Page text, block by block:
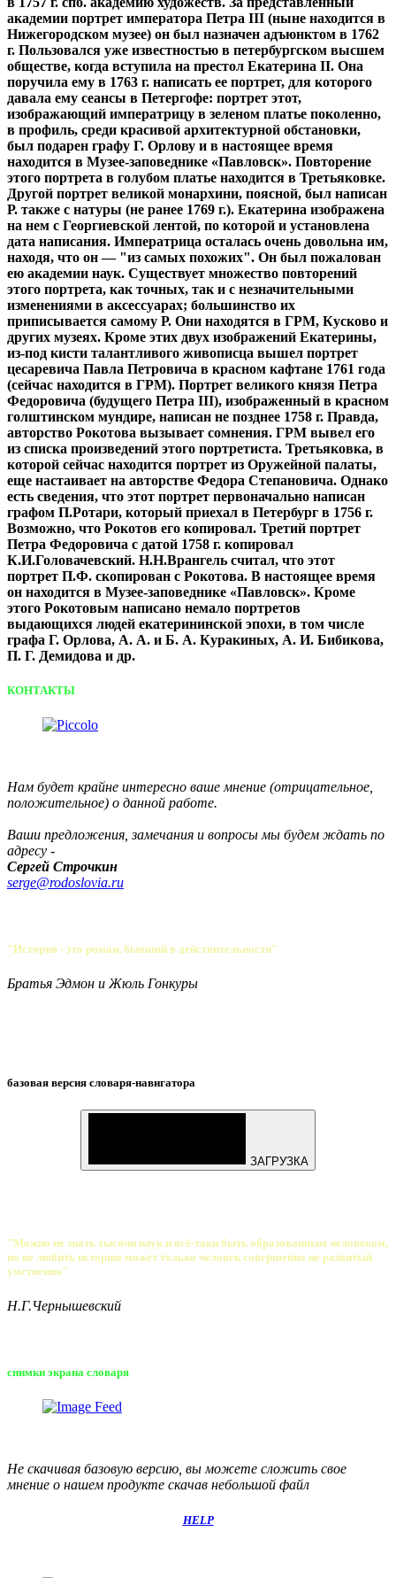
академии портрет императора Петра III (ныне находится в
Нижегородском музее) он был назначен адъюнктом в 1762
г. Пользовался уже известностью в петербургском высшем
обществе, когда вступила на престол Екатерина II. Она
поручила ему в 1763 г. написать ее портрет, для которого
давала ему сеансы в Петергофе: портрет этот,
изображающий императрицу в зеленом платье поколенно,
в профиль, среди красивой архитектурной обстановки,
был подарен графу Г. Орлову и в настоящее время
находится в Музее-заповеднике «Павловск». Повторение
этого портрета в голубом платье находится в Третьяковке.
Другой портрет великой монархини, поясной, был написан
Р. также с натуры (не ранее 1769 г.). Екатерина изображена
на нем с Георгиевской лентой, по которой и установлена
дата написания. Императрица осталась очень довольна им,
находя, что он — "из самых похожих". Он был пожалован
ею академии наук. Существует множество повторений
этого портрета, как точных, так и с незначительными
изменениями в аксессуарах; большинство их
приписывается самому Р. Они находятся в ГРМ, Кусково и
других музеях. Кроме этих двух изображений Екатерины,
из-под кисти талантливого живописца вышел портрет
цесаревича Павла Петровича в красном кафтане 1761 года
(сейчас находится в ГРМ). Портрет великого князя Петра
Федоровича (будущего Петра III), изображенный в красном
голштинском мундире, написан не позднее 1758 г. Правда,
авторство Рокотова вызывает сомнения. ГРМ вывел его
из списка произведений этого портретиста. Третьяковка, в
которой сейчас находится портрет из Оружейной палаты,
еще настаивает на авторстве Федора Степановича. Однако
есть сведения, что этот портрет первоначально написан
графом П.Ротари, который приехал в Петербург в 1756 г.
Возможно, что Рокотов его копировал. Третий портрет
Петра Федоровича с датой 1758 г. копировал
К.И.Головачевский. Н.Н.Врангель считал, что этот
портрет П.Ф. скопирован с Рокотова. В настоящее время
он находится в Музее-заповеднике «Павловск». Кроме
этого Рокотовым написано немало портретов
выдающихся людей екатерининской эпохи, в том числе
графа Г. Орлова, А. А. и Б. А. Куракиных, А. И. Бибикова,
П. Г. Демидова и др.
КОНТАКТЫ
Нам будет крайне интересно ваше мнение (отрицательное,
положительное) о данной работе.
Ваши предложения, замечания и вопросы мы будем ждать по
адресу -
Сергей Строчкин
serge@rodoslovia.ru
"История - это роман, бывший в действительности"
Братья Эдмон и Жюль Гонкуры
базовая версия словаря-навигатора
ЗАГРУЗКА
"Можно не знать тысячи наук и всё-таки быть образованным человеком,
но не любить историю может только человек совершенно не развитый
умственно"
Н.Г.Чернышевский
снимки экрана словаря
Не скачивая базовую версию, вы можете сложить свое
мнение о нашем продукте скачав небольшой файл
HELP